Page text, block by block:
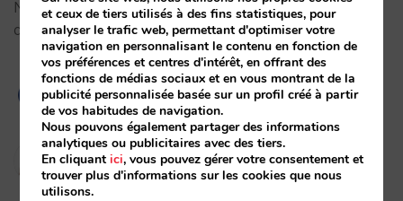
Nous vous donnons les clés pour tout analyser afin
d'augmenter vos ventes et votre rentabilité.…
Marta Romero
10/02/2025
et ceux de tiers utilisés à des fins statistiques, pour
analyser le trafic web, permettant d'optimiser votre
navigation en personnalisant le contenu en fonction de
vos préférences et centres d'intérêt, en offrant des
fonctions de médias sociaux et en vous montrant de la
publicité personnalisée basée sur un profil créé à partir
de vos habitudes de navigation.
Nous pouvons également partager des informations
analytiques ou publicitaires avec des tiers.
En cliquantici, vous pouvez gérer votre consentement et
trouver plus d'informations sur les cookies que nous
utilisons.